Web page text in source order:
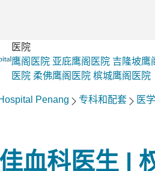
医院
鹰阁医院 亚庇鹰阁医院 吉隆坡鹰
医院 柔佛鹰阁医院 槟城鹰阁医院
Penang 专科和配套 医
血科医生 |